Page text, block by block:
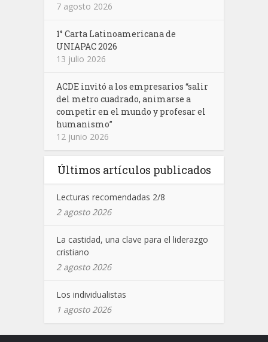
7 agosto 2026
1° Carta Latinoamericana de
UNIAPAC 2026
13 julio 2026
ACDE invitó a los empresarios “salir
del metro cuadrado, animarse a
competir en el mundo y profesar el
humanismo”
12 junio 2026
Últimos artículos publicados
Lecturas recomendadas 2/8
2 agosto 2026
La castidad, una clave para el liderazgo
cristiano
2 agosto 2026
Los individualistas
1 agosto 2026